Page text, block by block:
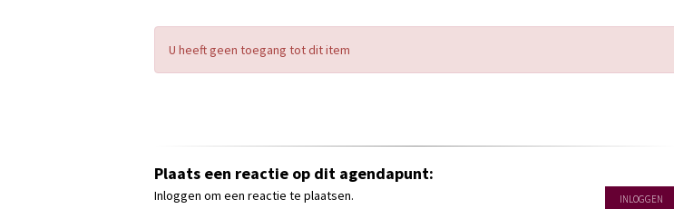
U heeft geen toegang tot dit item
Plaats een reactie op dit agendapunt:
Inloggen om een reactie te plaatsen. INLOGGEN